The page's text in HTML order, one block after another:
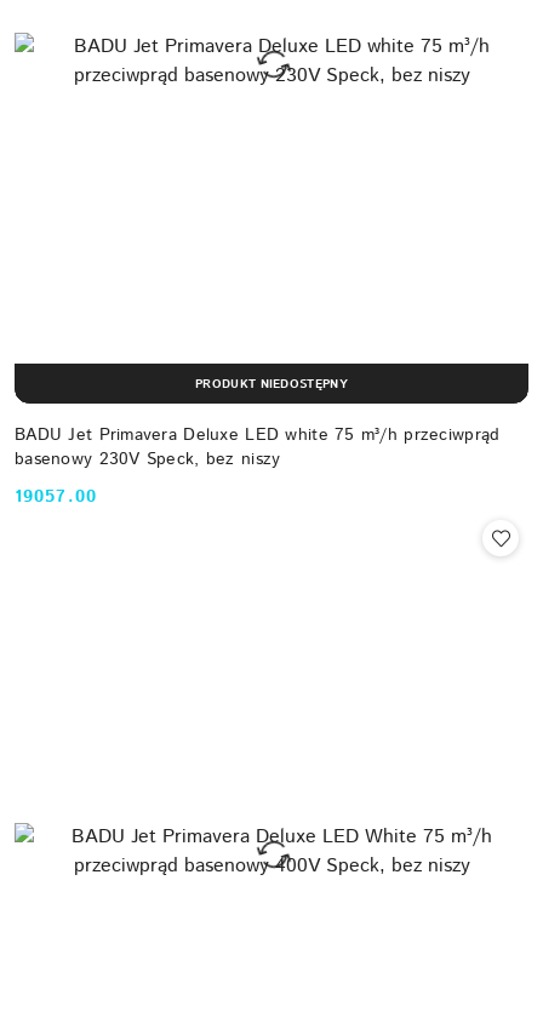
BADU Jet Primavera Deluxe LED white 75 m³/h przeciwprąd
basenowy 230V Speck, bez niszy
Cena:
19057.00
PRODUKT NIEDOSTĘPNY